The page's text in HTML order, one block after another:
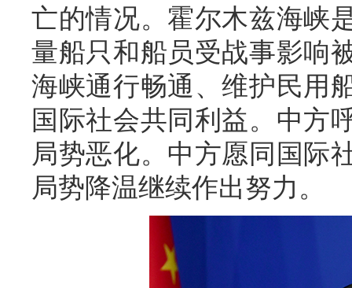
亡的情况。霍尔木兹海峡
量船只和船员受战事影响
海峡通行畅通、维护民用
国际社会共同利益。中方
局势恶化。中方愿同国际
局势降温继续作出努力。